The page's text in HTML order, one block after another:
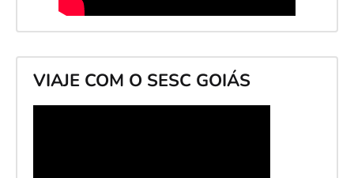
VIAJE COM O SESC GOIÁS